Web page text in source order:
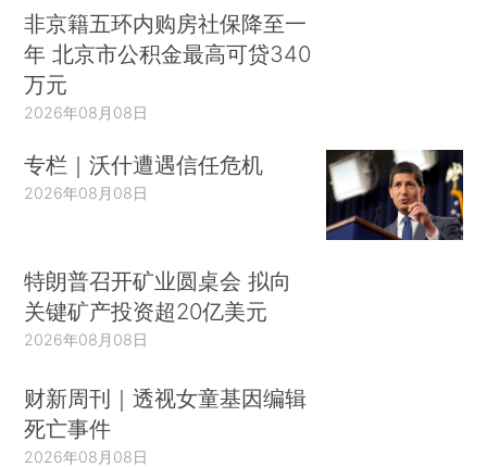
非京籍五环内购房社保降至一
年 北京市公积金最高可贷340
万元
2026年08月08日
专栏｜沃什遭遇信任危机
2026年08月08日
特朗普召开矿业圆桌会 拟向
关键矿产投资超20亿美元
2026年08月08日
财新周刊｜透视女童基因编辑
死亡事件
2026年08月08日